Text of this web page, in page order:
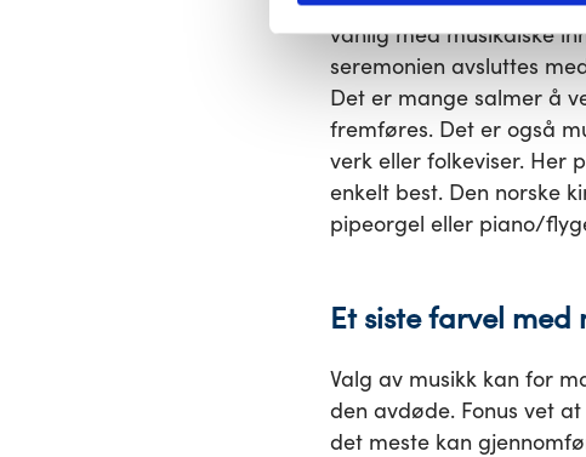
Ved seremonier som
vanlig med musikalske
seremonien avsluttes
Det er mange salmer å
fremføres. Det er også
verk eller folkeviser. Her
enkelt best. Den norske
pipeorgel eller piano/
Et siste farvel med
Valg av musikk kan for
den avdøde. Fonus vet
det meste kan